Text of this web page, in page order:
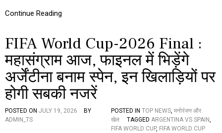
च
दि
ल
च
स्प
Continue Reading
FIFA World Cup-2026 Final :
महासंग्राम आज, फाइनल में भिड़ेंगे
अर्जेंटीना बनाम स्पेन, इन खिलाड़ियों पर
होगी सबकी नजरें
POSTED ON JULY 19, 2026
BY
ADMIN_TS
POSTED IN TOP NEWS, मनोरंजन और
खेल
TAGGED ARGENTINA VS SPAIN,
FIFA WORLD CUP, FIFA WORLD CUP